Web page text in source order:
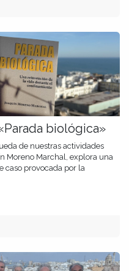
biológica»
de nuestras actividades
Moreno Marchal, explora una
caso provocada por la